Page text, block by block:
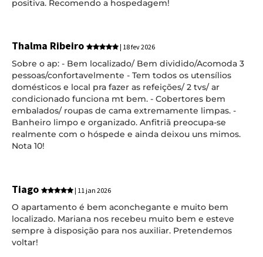
positiva. Recomendo a hospedagem!
Thalma Ribeiro | 18 fev 2026
Sobre o ap: - Bem localizado/ Bem dividido/Acomoda 3
pessoas/confortavelmente - Tem todos os utensílios
domésticos e local pra fazer as refeições/ 2 tvs/ ar
condicionado funciona mt bem. - Cobertores bem
embalados/ roupas de cama extremamente limpas. -
Banheiro limpo e organizado. Anfitriã preocupa-se
realmente com o hóspede e ainda deixou uns mimos.
Nota 10!
Tiago | 11 jan 2026
O apartamento é bem aconchegante e muito bem
localizado. Mariana nos recebeu muito bem e esteve
sempre à disposição para nos auxiliar. Pretendemos
voltar!